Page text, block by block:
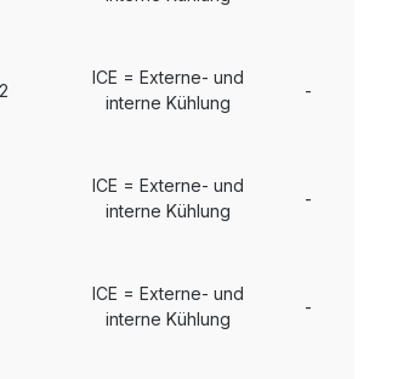
ICE = Externe- und
interne Kühlung
-
ICE = Externe- und
interne Kühlung
-
ICE = Externe- und
interne Kühlung
-